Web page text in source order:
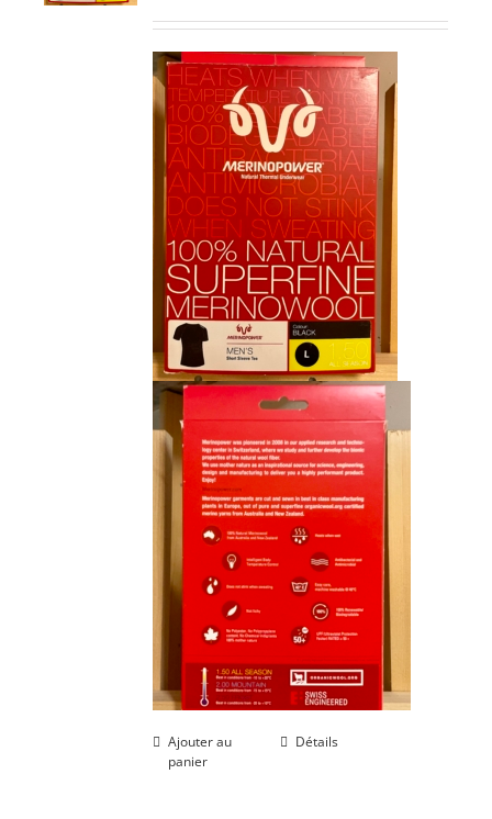
initial
était :
CHF 85.00.
actuel
est :
CHF 59.00.
Ajouter au
panier
Détails